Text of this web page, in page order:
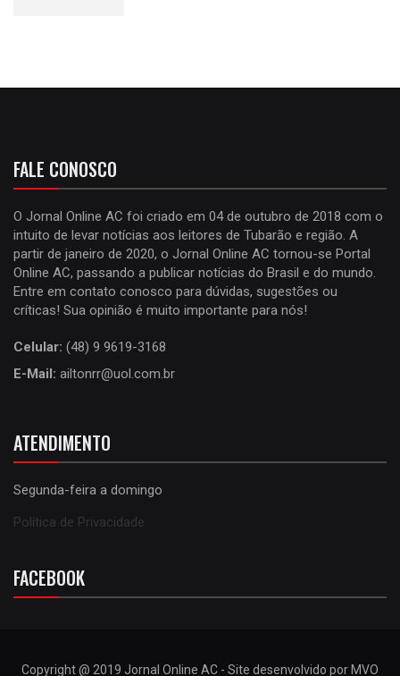
FALE CONOSCO
O Jornal Online AC foi criado em 04 de outubro de 2018 com o
intuito de levar notícias aos leitores de Tubarão e região. A
partir de janeiro de 2020, o Jornal Online AC tornou-se Portal
Online AC, passando a publicar notícias do Brasil e do mundo.
Entre em contato conosco para dúvidas, sugestões ou
críticas! Sua opinião é muito importante para nós!
Celular: (48) 9 9619-3168
E-Mail: ailtonrr@uol.com.br
ATENDIMENTO
Segunda-feira a domingo
Política de Privacidade
FACEBOOK
Copyright @ 2019 Jornal Online AC - Site desenvolvido por MVO